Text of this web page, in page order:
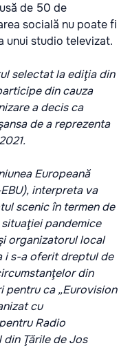
de 50 de
socială nu poate fi
unui studio televizat.
selectat la ediţia din
din cauza
a decis ca
de a reprezenta
Europeană
interpreta va
scenic în termen de
pandemice
organizatorul local
i s-a oferit dreptul de
din
pentru ca „Eurovision
cu
Radio
Ţările de Jos